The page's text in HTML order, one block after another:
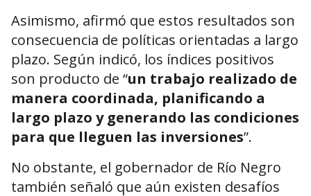
Asimismo, afirmó que estos resultados son
consecuencia de políticas orientadas a largo
plazo. Según indicó, los índices positivos
son producto de “un trabajo realizado de
manera coordinada, planificando a
largo plazo y generando las condiciones
para que lleguen las inversiones”.
No obstante, el gobernador de Río Negro
también señaló que aún existen desafíos